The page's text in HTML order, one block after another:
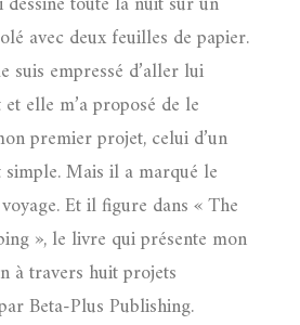
avec deux feuilles de papier.
suis empressé d’aller lui
elle m’a proposé de le
premier projet, celui d’un
Mais il a marqué le
Et il figure dans « The
», le livre qui présente mon
à travers huit projets
Beta-Plus Publishing.